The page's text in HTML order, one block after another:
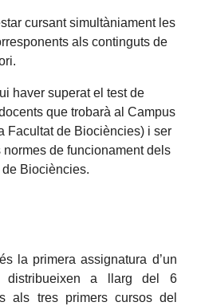
cursant simultàniament les
als continguts de
haver superat el test de
que trobarà al Campus
Facultat de Biociències) i ser
de funcionament dels
Biociències.
la primera assignatura d’un
a llarg del 6
als tres primers cursos del